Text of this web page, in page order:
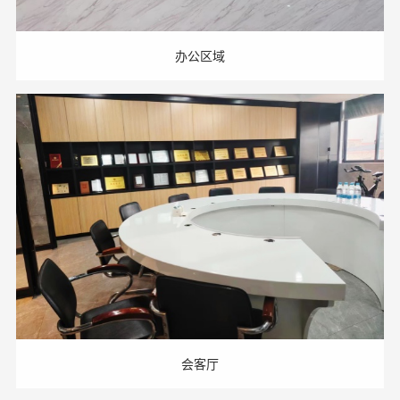
办公区域
会客厅